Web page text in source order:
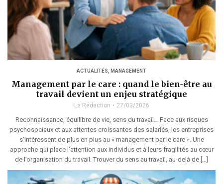
ACTUALITÉS, MANAGEMENT
Management par le care : quand le bien-être au
travail devient un enjeu stratégique
La Rédaction 27/03/2026
Reconnaissance, équilibre de vie, sens du travail… Face aux risques
psychosociaux et aux attentes croissantes des salariés, les entreprises
s’intéressent de plus en plus au « management par le care ». Une
approche qui place l’attention aux individus et à leurs fragilités au cœur
de l’organisation du travail. Trouver du sens au travail, au-delà de […]